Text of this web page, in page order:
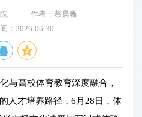
作者：蔡晨晰
：2026-06-30
与高校体育教育深度融合，
人才培养路径，6月28日，体